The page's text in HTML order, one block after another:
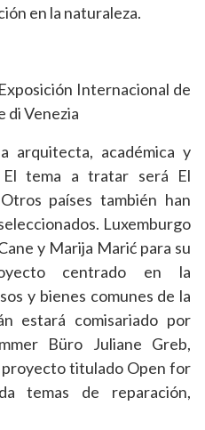
en la naturaleza.
Internacional de
di Venezia
arquitecta, académica y
El tema a tratar será El
países también han
Luxemburgo
y Marija Marić para su
centrado en la
y bienes comunes de la
estará comisariado por
Büro Juliane Greb,
titulado Open for
temas de reparación,